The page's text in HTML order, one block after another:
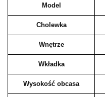
Model
Cholewka
Wnętrze
Wkładka
Wysokość obcasa